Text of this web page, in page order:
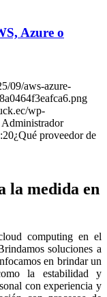
Azure o
09/aws-azure-
wp-
Administrador
¿Qué proveedor de
la medida en
computing en el
soluciones a
en brindar un
la estabilidad y
con experiencia y